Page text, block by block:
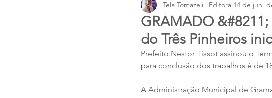
GRAMADO
do Três Pinheiros
Tela Tomazeli | Editora 14 de jun.
Prefeito Nestor Tissot assinou o
para conclusão dos trabalhos é de
A Administração Municipal de